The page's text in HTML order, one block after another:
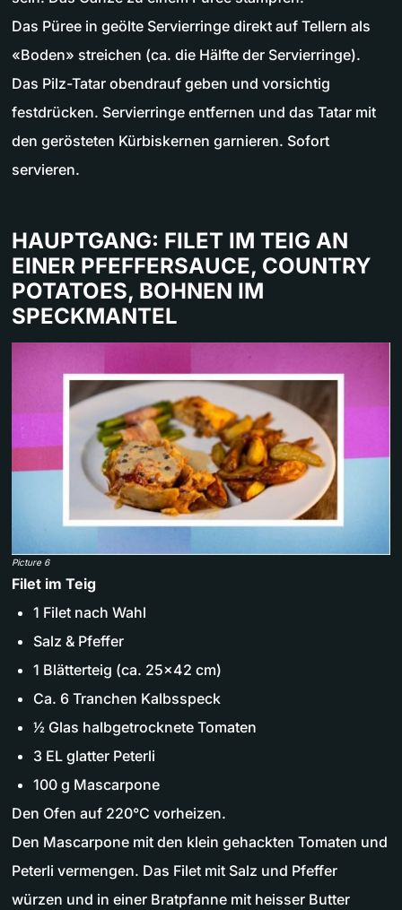
Das Püree in geölte Servierringe direkt auf Tellern als
«Boden» streichen (ca. die Hälfte der Servierringe).
Das Pilz-Tatar obendrauf geben und vorsichtig
festdrücken. Servierringe entfernen und das Tatar mit
den gerösteten Kürbiskernen garnieren. Sofort
servieren.
HAUPTGANG: FILET IM TEIG AN
EINER PFEFFERSAUCE, COUNTRY
POTATOES, BOHNEN IM
SPECKMANTEL
Picture 6
Filet im Teig
1 Filet nach Wahl
Salz & Pfeffer
1 Blätterteig (ca. 25x42 cm)
Ca. 6 Tranchen Kalbsspeck
1⁄2 Glas halbgetrocknete Tomaten
3 EL glatter Peterli
100 g Mascarpone
Den Ofen auf 220°C vorheizen.
Den Mascarpone mit den klein gehackten Tomaten und
Peterli vermengen. Das Filet mit Salz und Pfeffer
würzen und in einer Bratpfanne mit heisser Butter